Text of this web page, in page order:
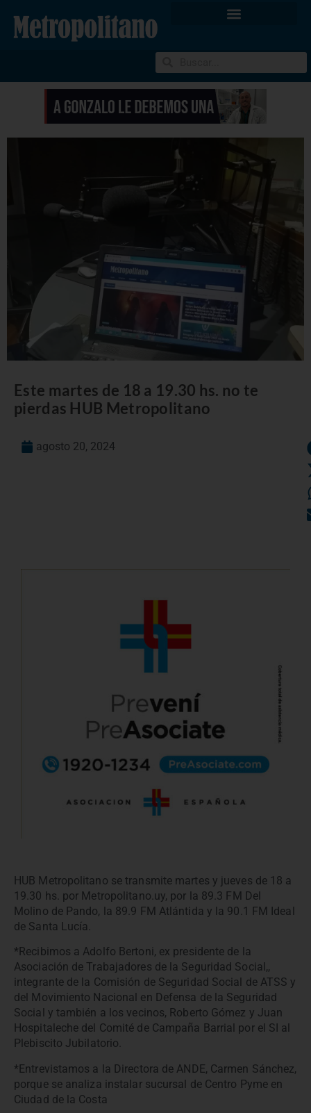
Este martes de 18 a 19.30 hs. no te
pierdas HUB Metropolitano
agosto 20, 2024
HUB Metropolitano se transmite martes y jueves de 18 a
19.30 hs. por Metropolitano.uy, por la 89.3 FM Del
Molino de Pando, la 89.9 FM Atlántida y la 90.1 FM Ideal
de Santa Lucía.
*Recibimos a Adolfo Bertoni, ex presidente de la
Asociación de Trabajadores de la Seguridad Social,,
integrante de la Comisión de Seguridad Social de ATSS y
del Movimiento Nacional en Defensa de la Seguridad
Social y también a los vecinos, Roberto Gómez y Juan
Hospitaleche del Comité de Campaña Barrial por el SI al
Plebiscito Jubilatorio.
*Entrevistamos a la Directora de ANDE, Carmen Sánchez,
porque se analiza instalar sucursal de Centro Pyme en
Ciudad de la Costa